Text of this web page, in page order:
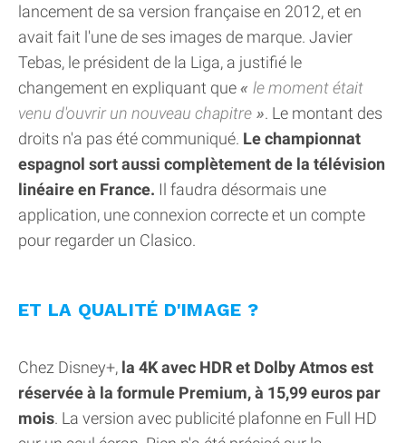
lancement de sa version française en 2012, et en
avait fait l'une de ses images de marque. Javier
Tebas, le président de la Liga, a justifié le
changement en expliquant que
le moment était
venu d'ouvrir un nouveau chapitre
. Le montant des
droits n'a pas été communiqué. Le championnat
espagnol sort aussi complètement de la télévision
linéaire en France. Il faudra désormais une
application, une connexion correcte et un compte
pour regarder un Clasico.
ET LA QUALITÉ D'IMAGE ?
Chez Disney+, la 4K avec HDR et Dolby Atmos est
réservée à la formule Premium, à 15,99 euros par
mois. La version avec publicité plafonne en Full HD